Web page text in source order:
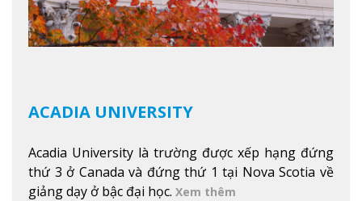
ACADIA UNIVERSITY
Acadia University là trường được xếp hạng đứng
thứ 3 ở Canada và đứng thứ 1 tại Nova Scotia về
giảng dạy ở bậc đại học. Xem thêm